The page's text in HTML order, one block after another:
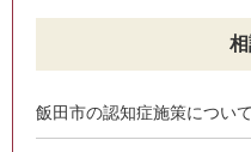
相
飯田市の認知症施策について